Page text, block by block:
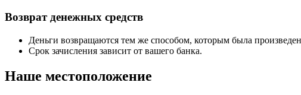
Возврат денежных средств
Деньги возвращаются тем же способом, которым была
Срок зачисления зависит от вашего банка.
Наше местоположение